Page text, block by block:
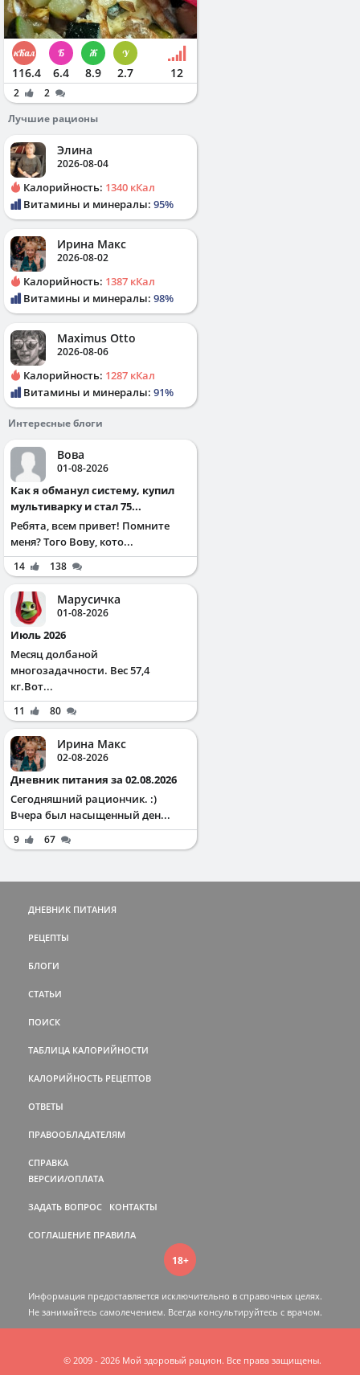
116.4 6.4 8.9 2.7 12
2
2
Лучшие рационы
Элина
2026-08-04
Калорийность: 1340 кКал
Витамины и минералы: 95%
Ирина Макс
2026-08-02
Калорийность: 1387 кКал
Витамины и минералы: 98%
Maximus Otto
2026-08-06
Калорийность: 1287 кКал
Витамины и минералы: 91%
Интересные блоги
Вова
01-08-2026
Как я обманул систему, купил
мультиварку и стал 75...
Ребята, всем привет! Помните
меня? Того Вову, кото...
14 138
Марусичка
01-08-2026
Июль 2026
Месяц долбаной
многозадачности. Вес 57,4
кг.Вот...
11 80
Ирина Макс
02-08-2026
Дневник питания за 02.08.2026
Сегодняшний рациончик. :)
Вчера был насыщенный ден...
9 67
ДНЕВНИК ПИТАНИЯ
РЕЦЕПТЫ
БЛОГИ
СТАТЬИ
ПОИСК
ТАБЛИЦА КАЛОРИЙНОСТИ
КАЛОРИЙНОСТЬ РЕЦЕПТОВ
ОТВЕТЫ
ПРАВООБЛАДАТЕЛЯМ
СПРАВКА
ВЕРСИИ/ОПЛАТА
ЗАДАТЬ ВОПРОС КОНТАКТЫ
СОГЛАШЕНИЕ ПРАВИЛА
18+
Информация предоставляется исключительно в справочных целях.
Не занимайтесь самолечением. Всегда консультируйтесь c врачом.
© 2009 - 2026 Мой здоровый рацион. Все права защищены.